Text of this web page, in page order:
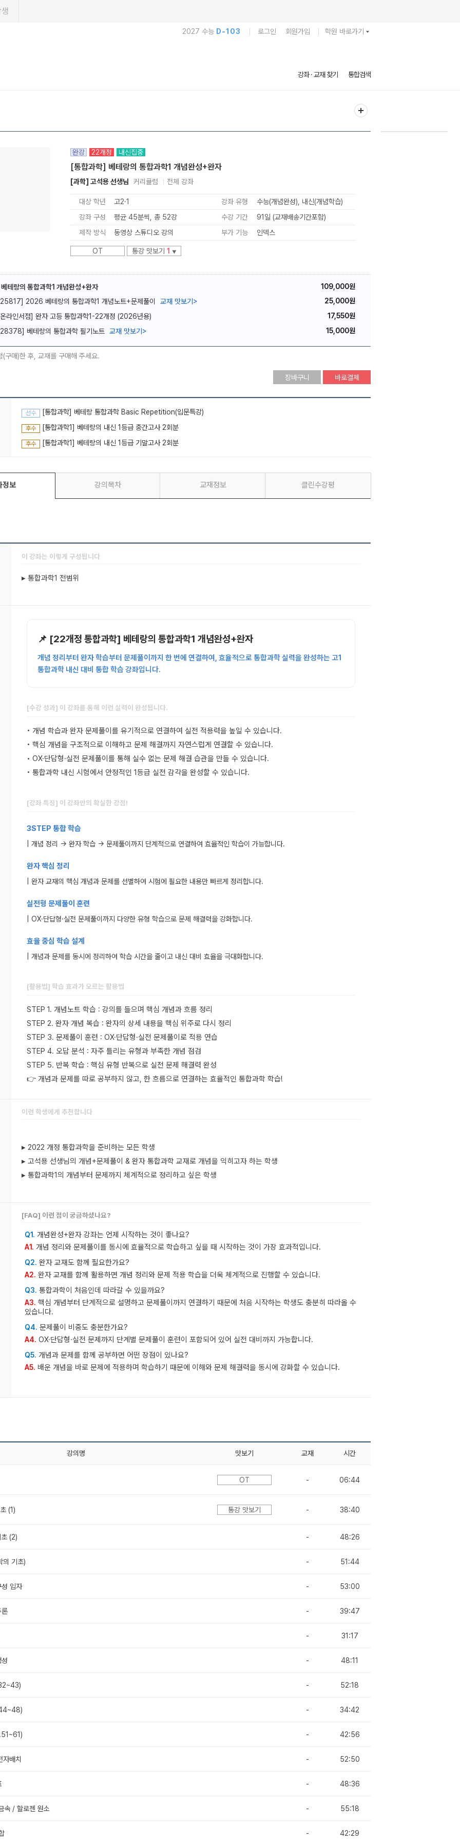
2027 수능 D-103 로그인 회원가입 학원 바로가기
강좌 · 교재 찾기 통합검색
완강 22개정 내신집중
[통합과학] 베테랑의 통합과학1 개념완성+완자
[과학] 고석용 선생님 커리큘럼 전체 강좌
대상 학년 고2·1 강좌 유형
수능(개념완성), 내신(개념학습)
강좌 구성
평균 45분씩, 총 52강 수강 기간
91일 (교재배송기간포함)
제작 방식
동영상 스튜디오 강의 부가 기능 인덱스
OT 통강 맛보기 1 ▼
테랑의 통합과학1 개념완성+완자 109,000원
2026 베테랑의 통합과학1 개념노트+문제풀이 교재 맛보기 > 25,000원
라인서점] 완자 고등 통합과학1-22개정 (2026년용) 17,550원
베테랑의 통합과학 필기노트 교재 맛보기> 15,000원
(구매)한 후, 교재를 구매해 주세요.
장바구니 바로결제
선수 [통합과학] 베테랑 통합과학 Basic Repetition(입문특강)
후수 [통합과학1] 베테랑의 내신 1등급 중간고사 2회분
후수 [통합과학1] 베테랑의 내신 1등급 기말고사 2회분
정보 강의목차 교재정보 클린수강평
이 강좌는 이렇게 구성됩니다
▸ 통합과학1 전범위
📌 [22개정 통합과학] 베테랑의 통합과학1 개념완성+완자
개념 정리부터 완자 학습부터 문제풀이까지 한 번에 연결하여, 효율적으로 통합과학 실력을 완성하는 고1
통합과학 내신 대비 통합 학습 강좌입니다.
[수강 성과] 이 강좌를 통해 이런 실력이 완성됩니다.
• 개념 학습과 완자 문제풀이를 유기적으로 연결하여 실전 적용력을 높일 수 있습니다.
• 핵심 개념을 구조적으로 이해하고 문제 해결까지 자연스럽게 연결할 수 있습니다.
• OX·단답형·실전 문제풀이를 통해 실수 없는 문제 해결 습관을 만들 수 있습니다.
• 통합과학 내신 시험에서 안정적인 1등급 실전 감각을 완성할 수 있습니다.
[강좌 특징] 이 강좌만의 확실한 강점!
3STEP 통합 학습
| 개념 정리 → 완자 학습 → 문제풀이까지 단계적으로 연결하여 효율적인 학습이 가능합니다.
완자 핵심 정리
| 완자 교재의 핵심 개념과 문제를 선별하여 시험에 필요한 내용만 빠르게 정리합니다.
실전형 문제풀이 훈련
| OX·단답형·실전 문제풀이까지 다양한 유형 학습으로 문제 해결력을 강화합니다.
효율 중심 학습 설계
| 개념과 문제를 동시에 정리하여 학습 시간을 줄이고 내신 대비 효율을 극대화합니다.
[활용법] 학습 효과가 오르는 활용법
STEP 1. 개념노트 학습 : 강의를 들으며 핵심 개념과 흐름 정리
STEP 2. 완자 개념 복습 : 완자의 상세 내용을 핵심 위주로 다시 정리
STEP 3. 문제풀이 훈련 : OX·단답형·실전 문제풀이로 적용 연습
STEP 4. 오답 분석 : 자주 틀리는 유형과 부족한 개념 점검
STEP 5. 반복 학습 : 핵심 유형 반복으로 실전 문제 해결력 완성
👉 개념과 문제를 따로 공부하지 않고, 한 흐름으로 연결하는 효율적인 통합과학 학습!
이런 학생에게 추천합니다
▸ 2022 개정 통합과학을 준비하는 모든 학생
▸ 고석용 선생님의 개념+문제풀이 & 완자 통합과학 교재로 개념을 익히고자 하는 학생
▸ 통합과학1의 개념부터 문제까지 체계적으로 정리하고 싶은 학생
[FAQ] 이런 점이 궁금하셨나요?
Q1. 개념완성+완자 강좌는 언제 시작하는 것이 좋나요?
A1. 개념 정리와 문제풀이를 동시에 효율적으로 학습하고 싶을 때 시작하는 것이 가장 효과적입니다.
Q2. 완자 교재도 함께 필요한가요?
A2. 완자 교재를 함께 활용하면 개념 정리와 문제 적용 학습을 더욱 체계적으로 진행할 수 있습니다.
Q3. 통합과학이 처음인데 따라갈 수 있을까요?
A3. 핵심 개념부터 단계적으로 설명하고 문제풀이까지 연결하기 때문에 처음 시작하는 학생도 충분히 따라올 수
있습니다.
Q4. 문제풀이 비중도 충분한가요?
A4. OX·단답형·실전 문제까지 단계별 문제풀이 훈련이 포함되어 있어 실전 대비까지 가능합니다.
Q5. 개념과 문제를 함께 공부하면 어떤 장점이 있나요?
A5. 배운 개념을 바로 문제에 적용하며 학습하기 때문에 이해와 문제 해결력을 동시에 강화할 수 있습니다.
강의명 맛보기 교재 시간
OT - 06:44
(1) 통강 맛보기 - 38:40
(2) - 48:26
의 기초) - 51:44
입자 - 53:00
론 - 39:47
- 31:17
- 48:11
- 52:18
- 34:42
- 42:56
배치 - 52:50
- 48:36
속 / 할로젠 원소 - 55:18
- 42:29